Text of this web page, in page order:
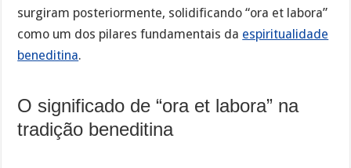
surgiram posteriormente, solidificando “ora et labora”
como um dos pilares fundamentais da espiritualidade
beneditina.
O significado de “ora et labora” na
tradição beneditina